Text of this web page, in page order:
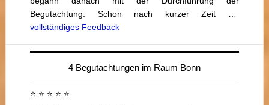
Begutachtung. Schon nach kurzer Zeit …
vollständiges Feedback
4 Begutachtungen im Raum Bonn
⭐ ⭐ ⭐ ⭐ ⭐